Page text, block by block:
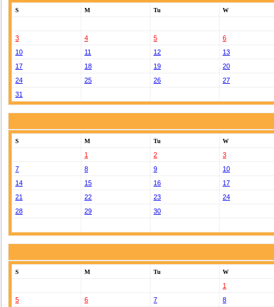
S M Tu W
3 4 5
6
10
11 12
13
17
18 19
20
24
25 26
27
31
S M Tu W
1 2
3
7
8 9
10
14
15 16
17
21
22 23
24
28
29 30
S M Tu W
1
5
6 7
8